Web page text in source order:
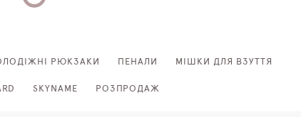
РЮКЗАКИ ПЕНАЛИ МІШКИ ДЛЯ ВЗУТТЯ
SKYNAME РОЗПРОДАЖ